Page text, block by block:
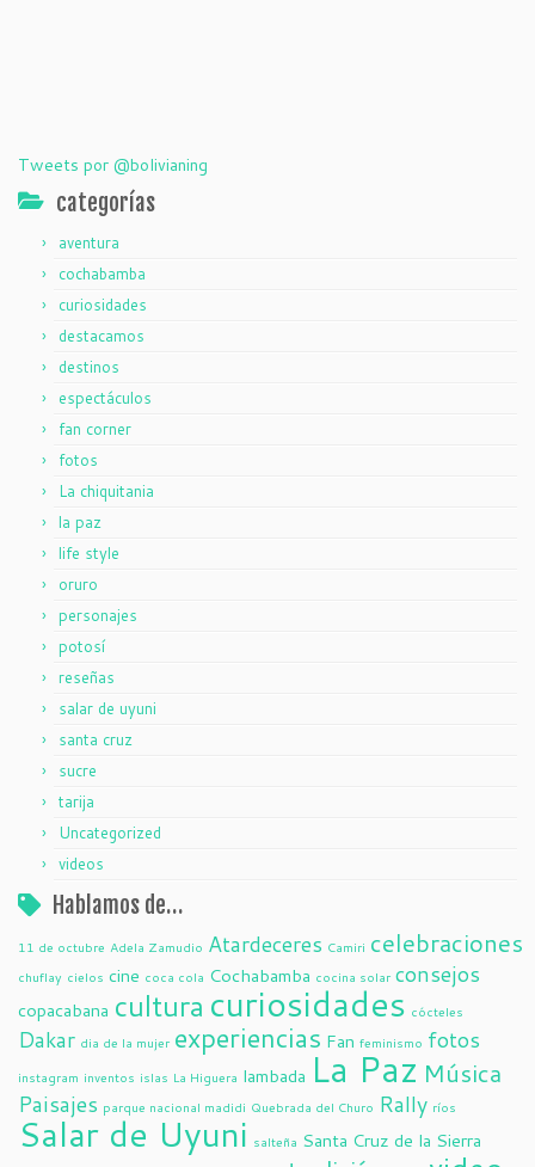
Tweets por @bolivianing
categorías
aventura
cochabamba
curiosidades
destacamos
destinos
espectáculos
fan corner
fotos
La chiquitania
la paz
life style
oruro
personajes
potosí
reseñas
salar de uyuni
santa cruz
sucre
tarija
Uncategorized
videos
Hablamos de…
11 de octubre Adela Zamudio Atardeceres Camiri celebraciones
chuflay cielos cine coca cola Cochabamba cocina solar consejos
copacabana cultura curiosidades cócteles
Dakar dia de la mujer experiencias Fan feminismo fotos
instagram inventos islas La Higuera lambada La Paz Música
Paisajes parque nacional madidi Quebrada del Churo Rally ríos
Salar de Uyuni salteña Santa Cruz de la Sierra